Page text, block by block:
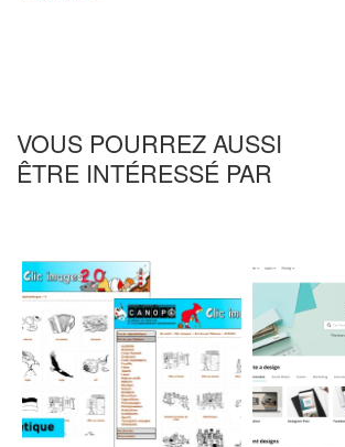
VOUS POURREZ AUSSI
ÊTRE INTÉRESSÉ PAR